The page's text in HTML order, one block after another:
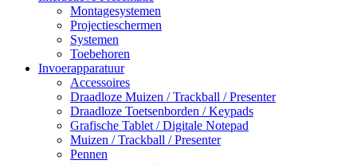
Montagesystemen
Projectieschermen
Systemen
Toebehoren
Invoerapparatuur
Accessoires
Draadloze Muizen / Trackball / Presenter
Draadloze Toetsenborden / Keypads
Grafische Tablet / Digitale Notepad
Muizen / Trackball / Presenter
Pennen